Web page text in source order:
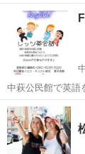
中萩公民館で英語
ティブ英語を勉強します。 中萩公民館 毎週土
愛媛 新居浜